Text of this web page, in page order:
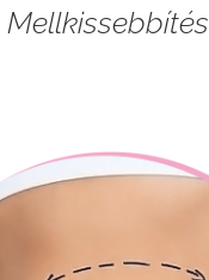
Mellkissebbítés